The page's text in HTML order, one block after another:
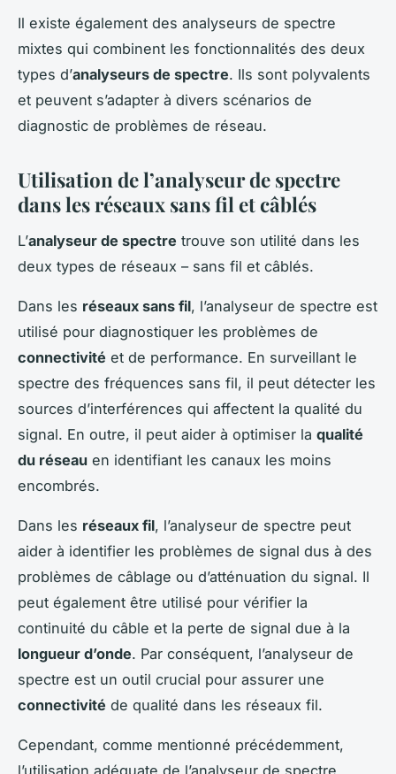
Il existe également des analyseurs de spectre
mixtes qui combinent les fonctionnalités des deux
types d’analyseurs de spectre. Ils sont polyvalents
et peuvent s’adapter à divers scénarios de
diagnostic de problèmes de réseau.
Utilisation de l’analyseur de spectre
dans les réseaux sans fil et câblés
L’analyseur de spectre trouve son utilité dans les
deux types de réseaux – sans fil et câblés.
Dans les réseaux sans fil, l’analyseur de spectre est
utilisé pour diagnostiquer les problèmes de
connectivité et de performance. En surveillant le
spectre des fréquences sans fil, il peut détecter les
sources d’interférences qui affectent la qualité du
signal. En outre, il peut aider à optimiser la qualité
du réseau en identifiant les canaux les moins
encombrés.
Dans les réseaux fil, l’analyseur de spectre peut
aider à identifier les problèmes de signal dus à des
problèmes de câblage ou d’atténuation du signal. Il
peut également être utilisé pour vérifier la
continuité du câble et la perte de signal due à la
longueur d’onde. Par conséquent, l’analyseur de
spectre est un outil crucial pour assurer une
connectivité de qualité dans les réseaux fil.
Cependant, comme mentionné précédemment,
l’utilisation adéquate de l’analyseur de spectre